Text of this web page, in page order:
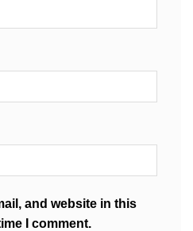
and website in this
I comment.